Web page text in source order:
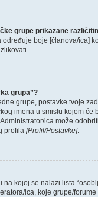
grupe prikazane
određuje boje [članova/ica]
grupa”?
grupe, postavke tvoje
imena u smislu kojom će
ica može
profila [Profil/Postavke].
na kojoj se nalazi lista
ica, koje grupe/forume